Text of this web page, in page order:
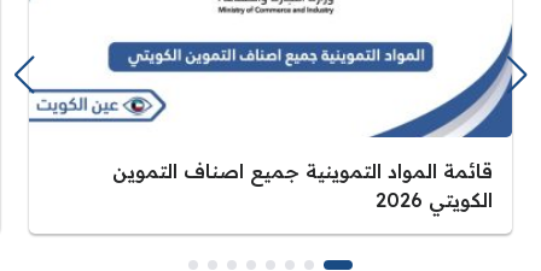
قائمة المواد التموينية جميع اصناف التموين
الكويتي 2026